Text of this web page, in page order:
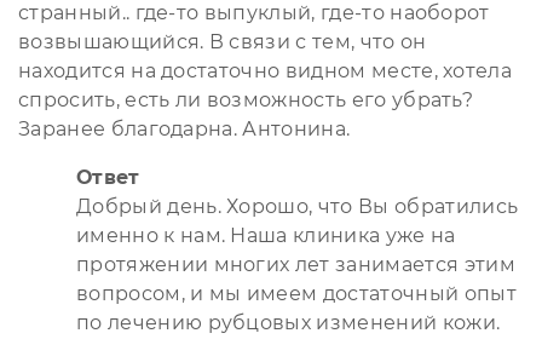
странный.. где-то выпуклый, где-то наоборот
возвышающийся. В связи с тем, что он
находится на достаточно видном месте, хотела
спросить, есть ли возможность его убрать?
Заранее благодарна. Антонина.
Ответ
Добрый день. Хорошо, что Вы обратились
именно к нам. Наша клиника уже на
протяжении многих лет занимается этим
вопросом, и мы имеем достаточный опыт
по лечению рубцовых изменений кожи.